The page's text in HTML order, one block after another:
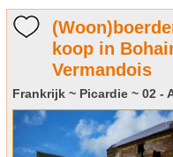
koop in
Vermandois
Frankrijk ~ Picardie ~ 02 -